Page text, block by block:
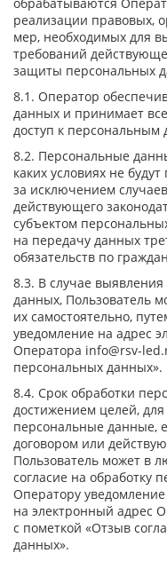
реализации правовых,
мер, необходимых для
требований
защиты персональных
8.1. Оператор
данных и принимает
доступ к
8.2. Персональные
каких условиях не
за исключением
действующего
субъектом
на передачу данных
обязательств по
8.3. В случае
данных, Пользователь
их самостоятельно,
уведомление на адрес
Оператора info@rsv-
персональных данных».
8.4. Срок обработки
достижением целей,
персональные данные,
договором или
Пользователь может в
согласие на обработку
Оператору
на электронный адрес
с пометкой «Отзыв
данных».